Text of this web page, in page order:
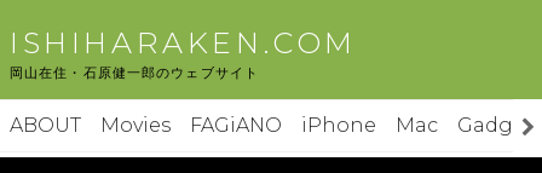
テ
ISHIHARAKEN.COM
岡山在住・石原健一郎のウェブサイト
ABOUT Movies FAGiANO iPhone Mac Gadgets